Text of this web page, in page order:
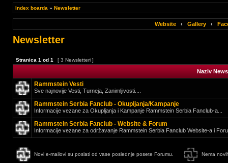
Index boarda » Newsletter
Website ‹ Gallery ‹
Newsletter
Stranica 1 od 1 [ 3 Newsletteri ]
Naziv
Rammstein Vesti
Sve najnovije Vesti, Turneja, Zanimljivosti....
Rammstein Serbia Fanclub - Okupljanja/Kampanje
Informacije vezane za Okupljanja i Kampanje Rammstein Serbia Fanclub-a...
Rammstein Serbia Fanclub - Website & Forum
Informacije vezane za održavanje Rammstein Serbia Fanclub Website-a i
Novi e-mailovi su poslati od vase poslednje posete Forumu. Nema